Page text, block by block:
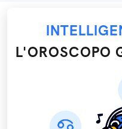
L'OROSCOPO